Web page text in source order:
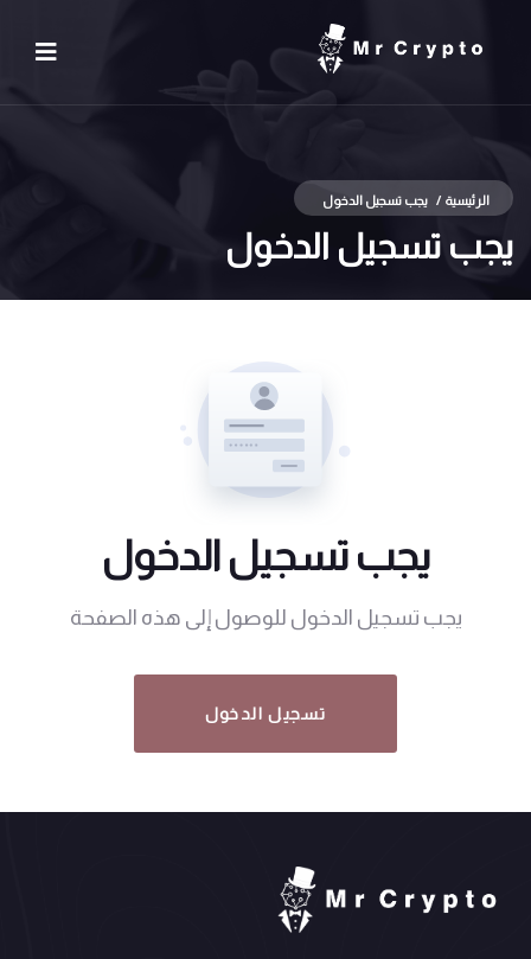
الرئيسية / يجب تسجيل الدخول
يجب تسجيل الدخول
يجب تسجيل الدخول
يجب تسجيل الدخول للوصول إلى هذه الصفحة
تسجيل الدخول